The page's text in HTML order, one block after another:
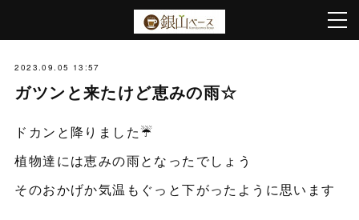
2023.09.05 13:57
ガツンと来たけど恵みの雨☆
ドカンと降りました☔️
植物達には恵みの雨となったでしょう
そのおかげか気温もぐっと下がったように思います